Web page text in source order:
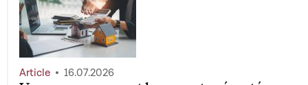
Article 16.07.2026